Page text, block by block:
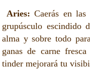
Aries:Caerás en
grupúsculo escindido
alma y sobre todo
ganas de carne
tinder mejorará tu